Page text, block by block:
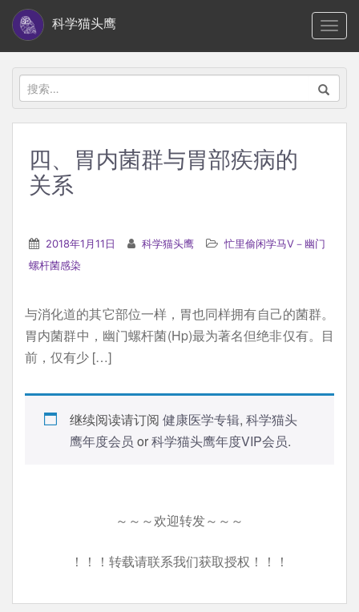
i
科学猫头鹰
搜
索：
四、胃内菌群与胃部疾病的
关系
2018年1月11日 科学猫头鹰
忙里偷闲学马V－幽门
螺杆菌感染
与消化道的其它部位一样，胃也同样拥有自己的菌群。
胃内菌群中，幽门螺杆菌(Hp)最为著名但绝非仅有。目
前，仅有少 […]
继续阅读请订阅 健康医学专辑, 科学猫头
鹰年度会员 or科学猫头鹰年度VIP会员.
～～～欢迎转发～～～
！！！转载请联系我们获取授权！！！